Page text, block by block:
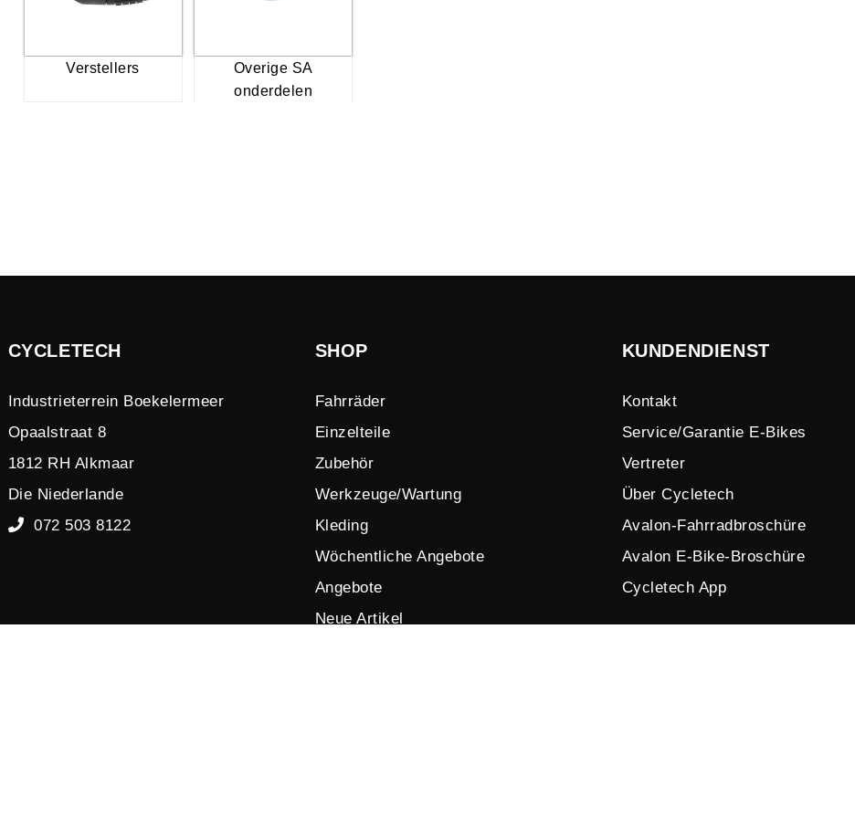
Verstellers
Overige SA
onderdelen
CYCLETECH
Industrieterrein Boekelermeer
Opaalstraat 8
1812 RH Alkmaar
Die Niederlande
072 503 8122
SHOP
Fahrräder
Einzelteile
Zubehör
Werkzeuge/Wartung
Kleding
Wöchentliche Angebote
Angebote
Neue Artikel
KUNDENDIENST
Kontakt
Service/Garantie E-Bikes
Vertreter
Über Cycletech
Avalon-Fahrradbroschüre
Avalon E-Bike-Broschüre
Cycletech App